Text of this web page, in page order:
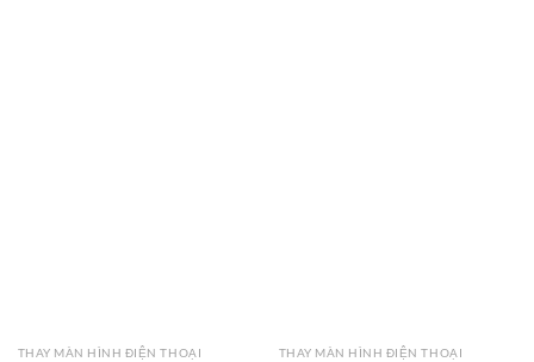
THAY MÀN HÌNH ĐIỆN THOẠI THAY MÀN HÌNH ĐIỆN THOẠI